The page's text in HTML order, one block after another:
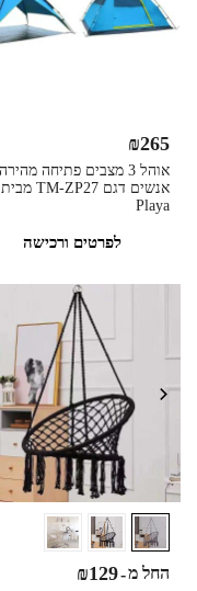
אנשים דגם TM-ZP27 מבית
Playa
₪265
לפרטים ורכישה
החל מ-
₪129